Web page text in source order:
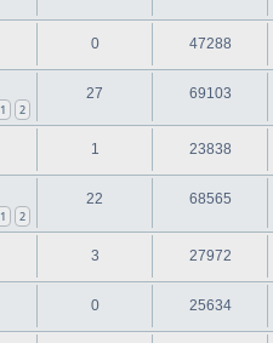
0 47288
1 2
27 69103
1 23838
1 2
22 68565
3 27972
0 25634